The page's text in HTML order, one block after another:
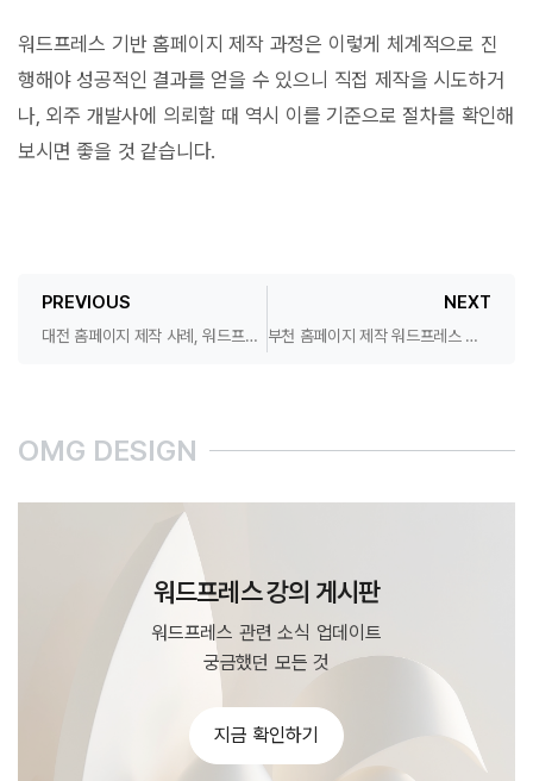
워드프레스 기반 홈페이지 제작 과정은 이렇게 체계적으로 진
행해야 성공적인 결과를 얻을 수 있으니 직접 제작을 시도하거
나, 외주 개발사에 의뢰할 때 역시 이를 기준으로 절차를 확인해
보시면 좋을 것 같습니다.
PREVIOUS
대전 홈페이지 제작 사례, 워드프레스 기반 업체 전문성 포함
NEXT
부천 홈페이지 제작 워드프레스 전문 업체 포트폴리오
OMG DESIGN
워드프레스 강의 게시판
워드프레스 관련 소식 업데이트
궁금했던 모든 것
지금 확인하기